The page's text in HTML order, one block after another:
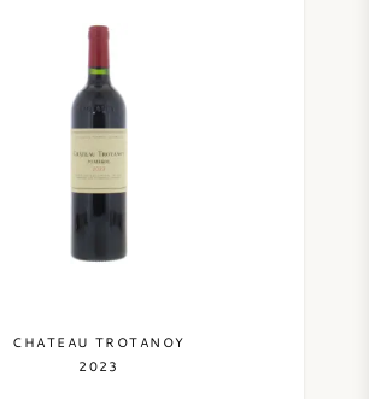
CHATEAU TROTANOY
2023